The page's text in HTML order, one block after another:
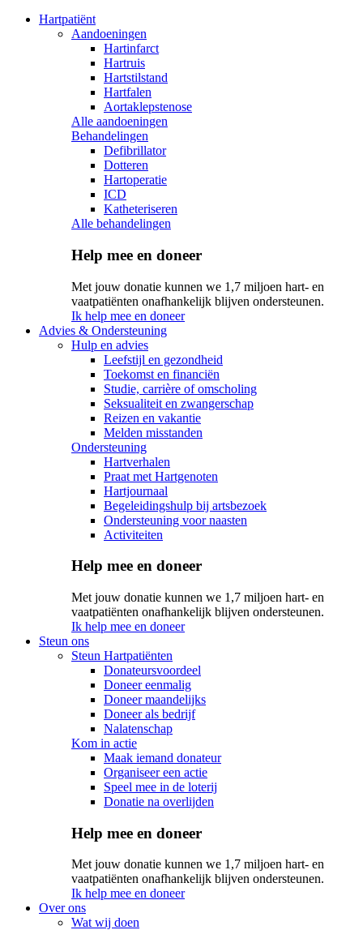
Hartpatiënt
Aandoeningen
Hartinfarct
Hartruis
Hartstilstand
Hartfalen
Aortaklepstenose
Alle aandoeningen
Behandelingen
Defibrillator
Dotteren
Hartoperatie
ICD
Katheteriseren
Alle behandelingen
Help mee en doneer
Met jouw donatie kunnen we 1,7 miljoen hart- en
vaatpatiënten onafhankelijk blijven ondersteunen.
Ik help mee en doneer
Advies & Ondersteuning
Hulp en advies
Leefstijl en gezondheid
Toekomst en financiën
Studie, carrière of omscholing
Seksualiteit en zwangerschap
Reizen en vakantie
Melden misstanden
Ondersteuning
Hartverhalen
Praat met Hartgenoten
Hartjournaal
Begeleidingshulp bij artsbezoek
Ondersteuning voor naasten
Activiteiten
Help mee en doneer
Met jouw donatie kunnen we 1,7 miljoen hart- en
vaatpatiënten onafhankelijk blijven ondersteunen.
Ik help mee en doneer
Steun ons
Steun Hartpatiënten
Donateursvoordeel
Doneer eenmalig
Doneer maandelijks
Doneer als bedrijf
Nalatenschap
Kom in actie
Maak iemand donateur
Organiseer een actie
Speel mee in de loterij
Donatie na overlijden
Help mee en doneer
Met jouw donatie kunnen we 1,7 miljoen hart- en
vaatpatiënten onafhankelijk blijven ondersteunen.
Ik help mee en doneer
Over ons
Wat wij doen